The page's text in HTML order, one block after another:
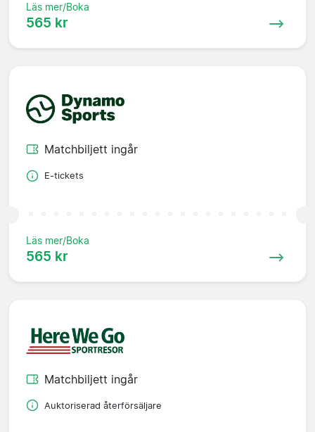
Läs mer/Boka
565 kr
Matchbiljett ingår
E-tickets
Läs mer/Boka
565 kr
Matchbiljett ingår
Auktoriserad återförsäljare